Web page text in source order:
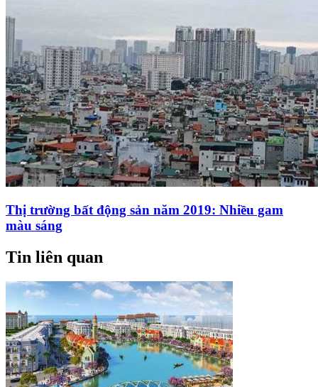
Thị trường bất động sản năm 2019: Nhiều gam
màu sáng
Tin liên quan